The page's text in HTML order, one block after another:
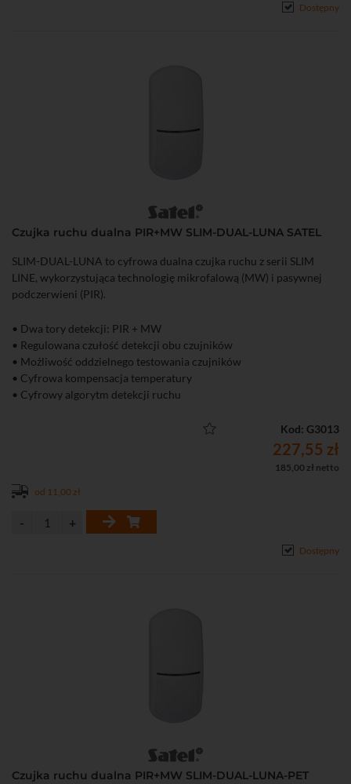
Dostępny
Czujka ruchu dualna PIR+MW SLIM-DUAL-LUNA SATEL
SLIM-DUAL-LUNA to cyfrowa dualna czujka ruchu z serii SLIM
LINE, wykorzystująca technologię mikrofalową (MW) i pasywnej
podczerwieni (PIR).
• Dwa tory detekcji: PIR + MW
• Regulowana czułość detekcji obu czujników
• Możliwość oddzielnego testowania czujników
• Cyfrowa kompensacja temperatury
• Cyfrowy algorytm detekcji ruchu
• 4 tryby pracy: podstawowy, zaawansowany, PIR, MW
• Możliwość konfiguracji ustawień czujki przy pomocy pilota OPT-1
• Ochrona sabotażowa przed otwarciem obudowy i oderwaniem od
Kod: G3013
227,55 zł
185,00 zł netto
od 11,00 zł
Dostępny
Czujka ruchu dualna PIR+MW SLIM-DUAL-LUNA-PET